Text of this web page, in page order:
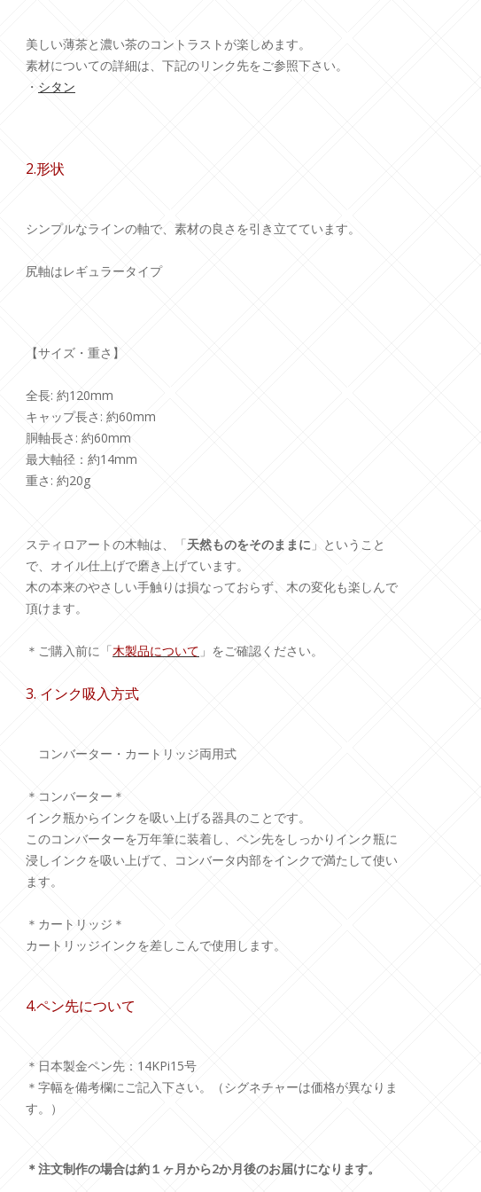
美しい薄茶と濃い茶のコントラストが楽しめます。
素材についての詳細は、下記のリンク先をご参照下さい。
・ シタン
2.形状
シンプルなラインの軸で、素材の良さを引き立てています。
尻軸はレギュラータイプ
【サイズ・重さ】
全長: 約120mm
キャップ長さ: 約60mm
胴軸長さ: 約60mm
最大軸径：約14mm
重さ: 約20g
スティロアートの木軸は、「天然ものをそのままに 」ということ
で、オイル仕上げで磨き上げています。
木の本来のやさしい手触りは損なっておらず、木の変化も楽しんで
頂けます。
＊ご購入前に「木製品について 」をご確認ください。
3. インク吸入方式
コンバーター・カートリッジ両用式
＊コンバーター＊
インク瓶からインクを吸い上げる器具のことです。
このコンバーターを万年筆に装着し、ペン先をしっかりインク瓶に
浸しインクを吸い上げて、コンバータ内部をインクで満たして使い
ます。
＊カートリッジ＊
カートリッジインクを差しこんで使用します。
4.ペン先について
＊日本製金ペン先：14KPi15号
＊字幅を備考欄にご記入下さい。（シグネチャーは価格が異なりま
す。）
＊注文制作の場合は約１ヶ月から2か月後のお届けになります。